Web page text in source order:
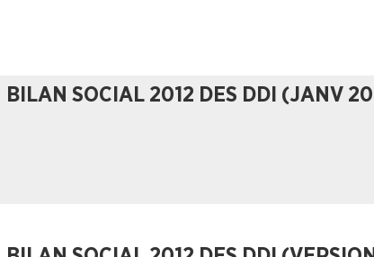
BILAN SOCIAL 2012 DES DDI (JANV